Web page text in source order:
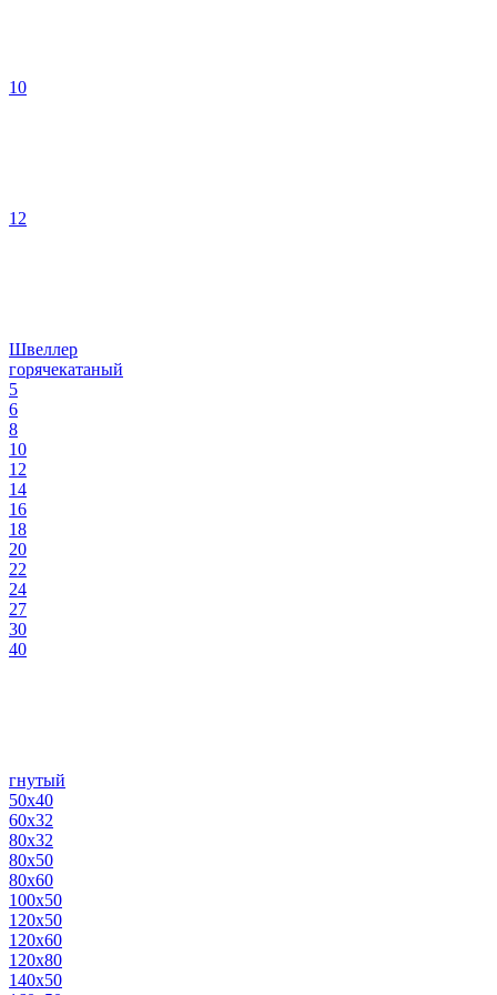
10
12
Швеллер
горячекатаный
5
6
8
10
12
14
16
18
20
22
24
27
30
40
гнутый
50х40
60х32
80х32
80х50
80х60
100х50
120х50
120х60
120х80
140х50